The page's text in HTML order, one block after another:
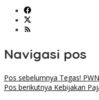
Navigasi pos
Pos sebelumnya Tegas!
Pos berikutnya Kebijakan